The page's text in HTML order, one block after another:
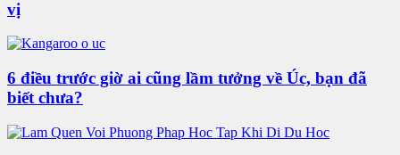
vị
6 điều trước giờ ai cũng lầm tưởng về Úc, bạn đã
biết chưa?